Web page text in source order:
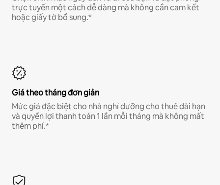
trực tuyến một cách dễ dàng mà không cần cam kết
hoặc giấy tờ bổ sung.*
Giá theo tháng đơn giản
Mức giá đặc biệt cho nhà nghỉ dưỡng cho thuê dài hạn
và quyền lợi thanh toán 1 lần mỗi tháng mà không mất
thêm phí.*